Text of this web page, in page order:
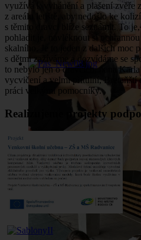
využívá k vyhánění a plašení zvěře
z areálu letiště, aby nedošlo ke
s těmito dravci blíže seznámit. To
pohladit je, navléknout si
skalního. Je to jeden z dalších moc
s dětmi zažíváme a dozvídáme se
to nebylo jen o dravcích, pana
vycvičení a velmi přítulní, Bretaňští
práci velkými pomocníky.
Realizujeme projekty